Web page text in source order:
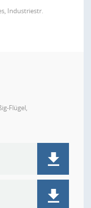
Industriestr.
Flügel,